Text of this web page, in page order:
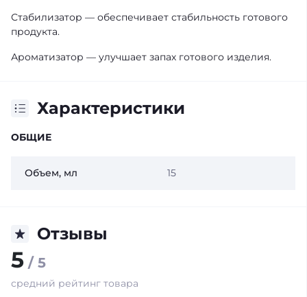
Стабилизатор — обеспечивает стабильность готового
продукта.
Ароматизатор — улучшает запах готового изделия.
Характеристики
ОБЩИЕ
Объем, мл 15
Отзывы
5 / 5
средний рейтинг товара